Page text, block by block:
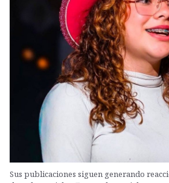
Sus publicaciones siguen generando